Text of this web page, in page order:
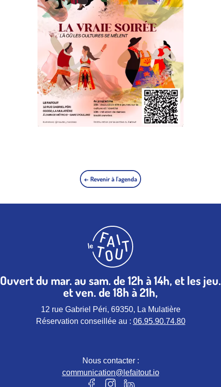
← Revenir à l'agenda
Ouvert du mar. au sam. de 12h à 14h, et les jeu.
et ven. de 18h à 21h,
12 rue Gabriel Péri, 69350, La Mulatière
Réservation conseillée au : 06.95.90.74.80
Nous contacter :
communication@lefaitout.io
Notre page Facebook (nouvel
Notre page instagram (nouvel
Notre page Linkedin